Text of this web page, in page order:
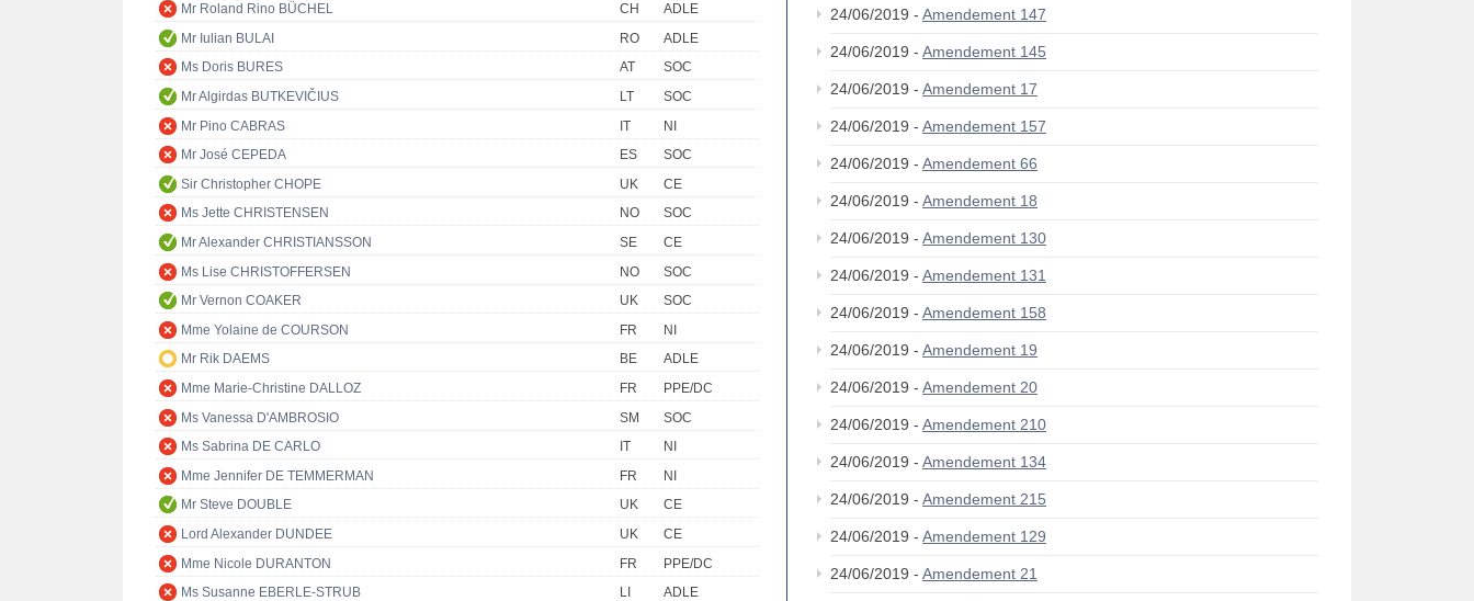
Mr Roland Rino BÜCHEL
CH
ADLE
Mr Iulian BULAI
RO
ADLE
Ms Doris BURES
AT
SOC
Mr Algirdas BUTKEVIČIUS
LT
SOC
Mr Pino CABRAS
IT
NI
Mr José CEPEDA
ES
SOC
Sir Christopher CHOPE
UK
CE
Ms Jette CHRISTENSEN
NO
SOC
Mr Alexander CHRISTIANSSON
SE
CE
Ms Lise CHRISTOFFERSEN
NO
SOC
Mr Vernon COAKER
UK
SOC
Mme Yolaine de COURSON
FR
NI
Mr Rik DAEMS
BE
ADLE
Mme Marie-Christine DALLOZ
FR
PPE/DC
Ms Vanessa D'AMBROSIO
SM
SOC
Ms Sabrina DE CARLO
IT
NI
Mme Jennifer DE TEMMERMAN
FR
NI
Mr Steve DOUBLE
UK
CE
Lord Alexander DUNDEE
UK
CE
Mme Nicole DURANTON
FR
PPE/DC
Ms Susanne EBERLE-STRUB
LI
ADLE
24/06/2019 - Amendement 147
24/06/2019 - Amendement 145
24/06/2019 - Amendement 17
24/06/2019 - Amendement 157
24/06/2019 - Amendement 66
24/06/2019 - Amendement 18
24/06/2019 - Amendement 130
24/06/2019 - Amendement 131
24/06/2019 - Amendement 158
24/06/2019 - Amendement 19
24/06/2019 - Amendement 20
24/06/2019 - Amendement 210
24/06/2019 - Amendement 134
24/06/2019 - Amendement 215
24/06/2019 - Amendement 129
24/06/2019 - Amendement 21